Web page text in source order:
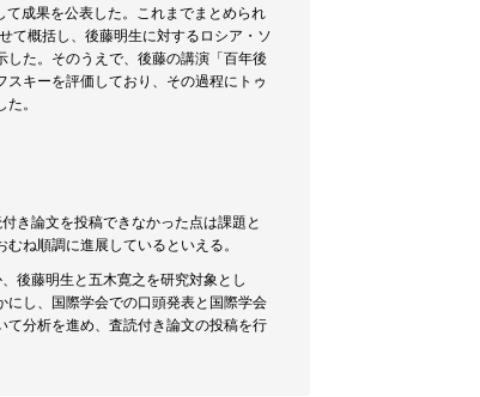
成果を公表した。これまでまとめられ
て概括し、後藤明生に対するロシア・ソ
た。そのうえで、後藤の講演「百年後
キーを評価しており、その過程にトゥ
。
き論文を投稿できなかった点は課題と
ね順調に進展しているといえる。
後藤明生と五木寛之を研究対象とし
し、国際学会での口頭発表と国際学会
分析を進め、査読付き論文の投稿を行